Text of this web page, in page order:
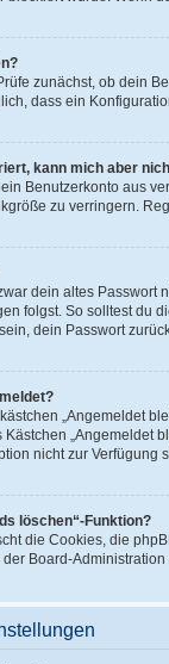
zunächst, ob dein
dass ein
kann mich aber
Benutzerkonto aus
zu verringern.
dein altes
folgst. So solltest du
dein Passwort
„Angemeldet
„Angemeldet
nicht zur
löschen“-Funktion?
die Cookies, die
der Board-